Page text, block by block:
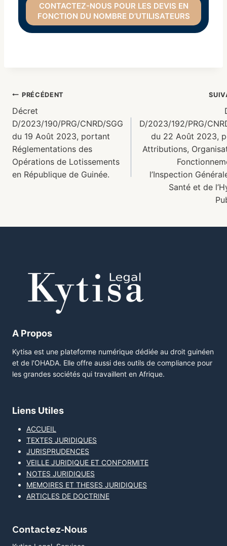
CONTACTEZ-NOUS POUR LES DEVIS EN
FONCTION DU NOMBRE D’UTILISATEURS
PRÉCÉDENT
Décret
D/2023/190/PRG/CNRD/SGG
du 19 Août 2023, portant
Réglementations des
Opérations de Lotissements
en République de Guinée.
D/2023/192/PRG/
du 22 Août 2023,
Attributions,
l’Inspection
Santé et de
A Propos
Kytisa est une plateforme numérique dédiée au droit guinéen
et de l'OHADA. Elle offre aussi des outils de compliance pour
les grandes sociétés qui travaillent en Afrique.
Liens Utiles
ACCUEIL
TEXTES JURIDIQUES
JURISPRUDENCES
VEILLE JURIDIQUE ET CONFORMITE
NOTES JURIDIQUES
MEMOIRES ET THESES JURIDIQUES
ARTICLES DE DOCTRINE
Contactez-Nous